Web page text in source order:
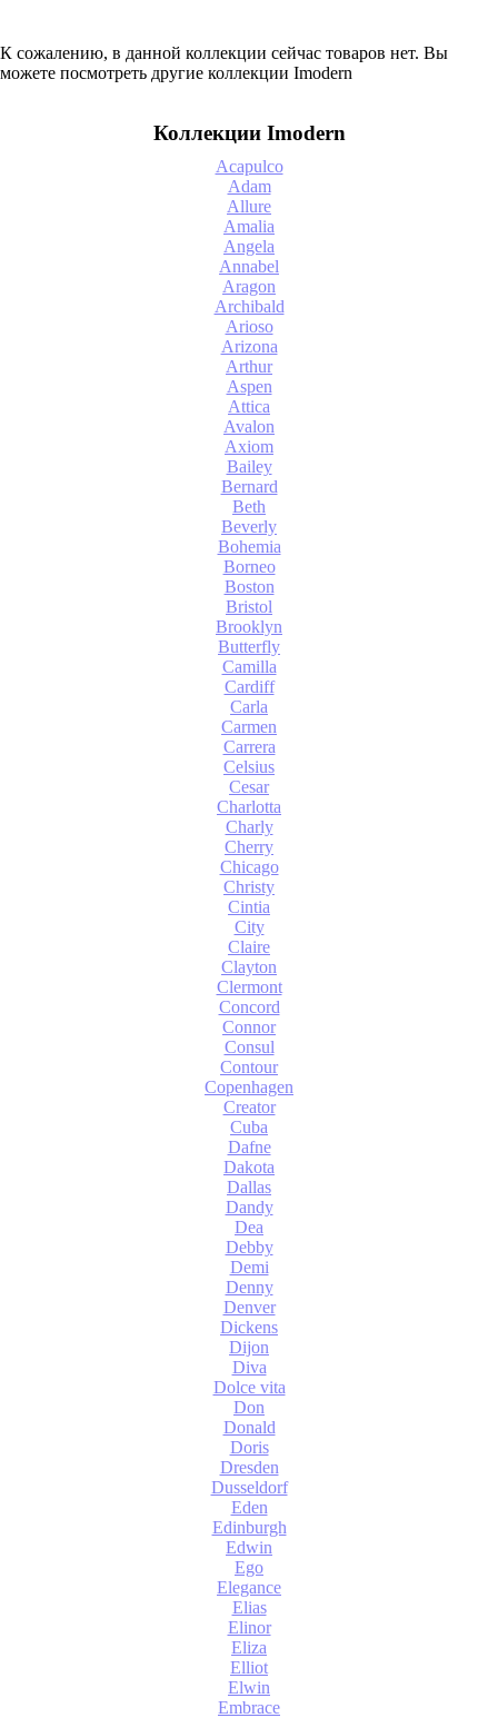
К сожалению, в данной коллекции сейчас товаров нет. Вы
можете посмотреть другие коллекции Imodern
Коллекции Imodern
Acapulco
Adam
Allure
Amalia
Angela
Annabel
Aragon
Archibald
Arioso
Arizona
Arthur
Aspen
Attica
Avalon
Axiom
Bailey
Bernard
Beth
Beverly
Bohemia
Borneo
Boston
Bristol
Brooklyn
Butterfly
Camilla
Cardiff
Carla
Carmen
Carrera
Celsius
Cesar
Charlotta
Charly
Cherry
Chicago
Christy
Cintia
City
Claire
Clayton
Clermont
Concord
Connor
Consul
Contour
Copenhagen
Creator
Cuba
Dafne
Dakota
Dallas
Dandy
Dea
Debby
Demi
Denny
Denver
Dickens
Dijon
Diva
Dolce vita
Don
Donald
Doris
Dresden
Dusseldorf
Eden
Edinburgh
Edwin
Ego
Elegance
Elias
Elinor
Eliza
Elliot
Elwin
Embrace